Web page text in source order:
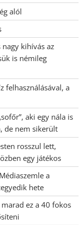
alól
kihívás az
is némileg
felhasználásával, a
aki egy nála is
de nem sikerült
rosszul lett,
egy játékos
a
hete
ez a 40 fokos